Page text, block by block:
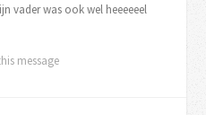
vader was ook wel heeeeeel
message